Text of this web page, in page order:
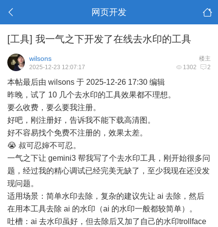
网页开发
[工具] 我一气之下开发了在线去水印的工具
楼主
wilsons
1302 2
2025-12-23 12:07:17
本帖最后由 wilsons 于 2025-12-26 17:30 编辑
昨晚，试了 10 几个去水印的工具效果都不理想。
要么收费，要么要我注册。
好吧，刚注册好，告诉我不能下载高清图。
好不容易找个免费不注册的，效果太差。
😭 叔可忍婶不可忍。
一气之下让 gemini3 帮我写了个去水印工具，刚开始很多问
题，经过我的精心调试已经完美无缺了，至少我现在还没发
现问题。
适用场景：简单水印去除，复杂的建议先让 ai 去除，然后
在用本工具去除 ai 的水印（ai 的水印一般都较简单）。
吐槽：ai 去水印虽好，但去除后又加了自己的水印trollface